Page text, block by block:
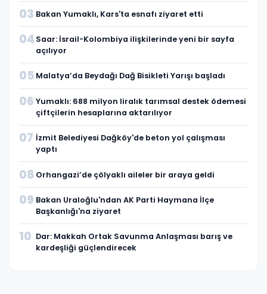
03 Bakan Yumaklı, Kars'ta esnafı ziyaret etti
04 Saar: İsrail-Kolombiya ilişkilerinde yeni bir sayfa
açılıyor
05 Malatya’da Beydağı Dağ Bisikleti Yarışı başladı
06 Yumaklı: 688 milyon liralık tarımsal destek ödemesi
çiftçilerin hesaplarına aktarılıyor
07 İzmit Belediyesi Dağköy'de beton yol çalışması
yaptı
08 Orhangazi’de çölyaklı aileler bir araya geldi
09 Bakan Uraloğlu'ndan AK Parti Haymana İlçe
Başkanlığı'na ziyaret
10 Dar: Makkah Ortak Savunma Anlaşması barış ve
kardeşliği güçlendirecek